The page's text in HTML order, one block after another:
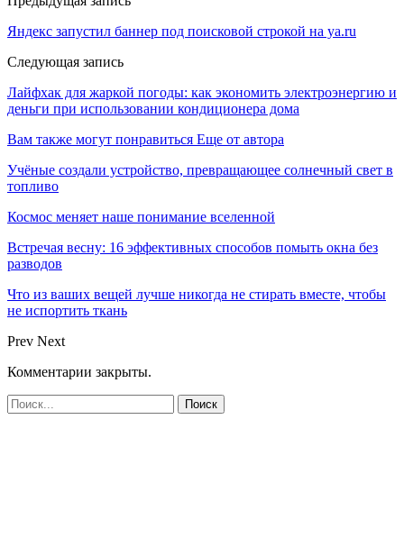
Яндекс запустил баннер под поисковой строкой на ya.ru
Следующая запись
Лайфхак для жаркой погоды: как экономить электроэнергию и
деньги при использовании кондиционера дома
Вам также могут понравиться Еще от автора
Учёные создали устройство, превращающее солнечный свет в
топливо
Космос меняет наше понимание вселенной
Встречая весну: 16 эффективных способов помыть окна без
разводов
Что из ваших вещей лучше никогда не стирать вместе, чтобы
не испортить ткань
Prev Next
Комментарии закрыты.